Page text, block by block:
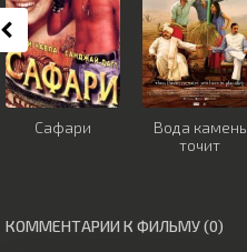
Сафари
Вода камень
точит
КОММЕНТАРИИ К ФИЛЬМУ (0)